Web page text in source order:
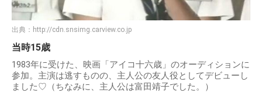
出典： http://cdn.snsimg.carview.co.jp
当時15歳
1983年に受けた、映画「アイコ十六歳」のオーディションに
参加。主演は逃すものの、主人公の友人役としてデビューし
ました♡（ちなみに、主人公は富田靖子でした。）